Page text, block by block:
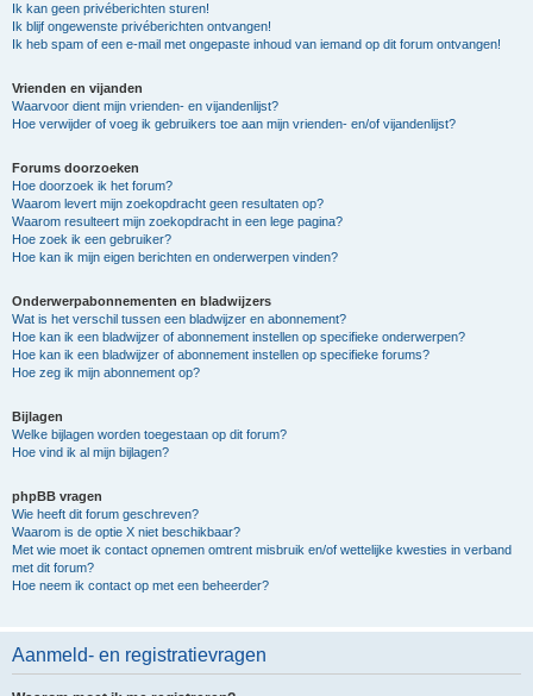
Ik kan geen privéberichten sturen!
Ik blijf ongewenste privéberichten ontvangen!
Ik heb spam of een e-mail met ongepaste inhoud van iemand op dit forum ontvangen!
Vrienden en vijanden
Waarvoor dient mijn vrienden- en vijandenlijst?
Hoe verwijder of voeg ik gebruikers toe aan mijn vrienden- en/of vijandenlijst?
Forums doorzoeken
Hoe doorzoek ik het forum?
Waarom levert mijn zoekopdracht geen resultaten op?
Waarom resulteert mijn zoekopdracht in een lege pagina?
Hoe zoek ik een gebruiker?
Hoe kan ik mijn eigen berichten en onderwerpen vinden?
Onderwerpabonnementen en bladwijzers
Wat is het verschil tussen een bladwijzer en abonnement?
Hoe kan ik een bladwijzer of abonnement instellen op specifieke onderwerpen?
Hoe kan ik een bladwijzer of abonnement instellen op specifieke forums?
Hoe zeg ik mijn abonnement op?
Bijlagen
Welke bijlagen worden toegestaan op dit forum?
Hoe vind ik al mijn bijlagen?
phpBB vragen
Wie heeft dit forum geschreven?
Waarom is de optie X niet beschikbaar?
Met wie moet ik contact opnemen omtrent misbruik en/of wettelijke kwesties in verband
met dit forum?
Hoe neem ik contact op met een beheerder?
Aanmeld- en registratievragen